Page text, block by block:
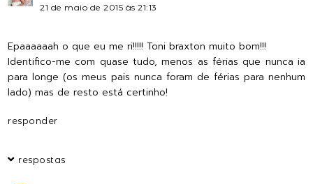
21 de maio de 2015 às 21:13
Epaaaaaah o que eu me ri!!!!! Toni braxton muito bom!!!
Identifico-me com quase tudo, menos as férias que nunca ia
para longe (os meus pais nunca foram de férias para nenhum
lado) mas de resto está certinho!
responder
respostas